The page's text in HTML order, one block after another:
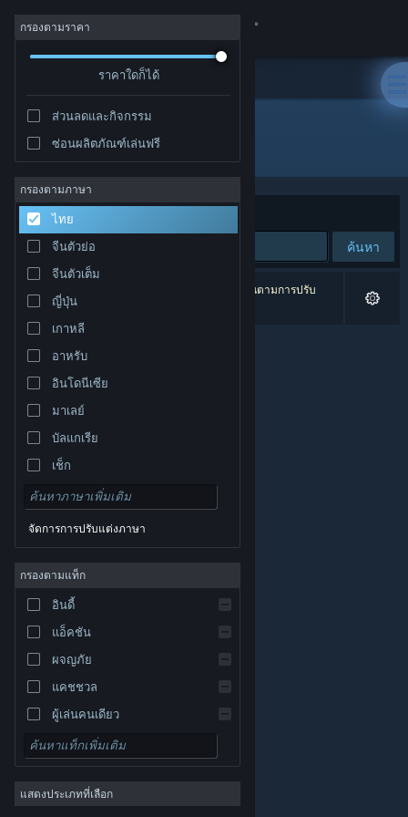
เข้าสู่ระบบ
ชุมชน
เกี่ยวกับ
ฝ่ายสนับสนุน
เปลี่ยนภาษา
รับแอป Steam แบบพกพา
ชมเว็บไซต์สำหรับเดสก์ท็อป
© Valve Corporation สงวนลิขสิทธิ์ เครื่องหมายการค้า
ทั้งหมดเป็นทรัพย์สินของเจ้าของที่เกี่ยวข้องในสหรัฐอเมริกา
และประเทศอื่นนโยบายความเป็นส่วนตัว|กฎหมาย
การคืนเงิน |
กรองตามราคา
ราคาใดก็ได้
ส่วนลดและกิจกรรม
ซ่อนผลิตภัณฑ์เล่นฟรี
กรองตามภาษา
ไทย
จีนตัวย่อ
จีนตัวเต็ม
ญี่ปุ่น
เกาหลี
อาหรับ
อินโดนีเซีย
มาเลย์
บัลแกเรีย
เช็ก
เดนมาร์ก
อังกฤษ
สเปน
สเปน-ลาตินอเมริกา
กรีก
จัดการการปรับแต่งภาษา
กรองตามแท็ก
อินดี้
แอ็คชัน
ผจญภัย
แคชชวล
ผู้เล่นคนเดียว
จำลองสถานการณ์
เกมสวมบทบาท
กลยุทธ์
แสดงประเภทที่เลือก
ผู้พัฒนา: Zero Sum Games
จัดเรียงตาม
ค้นหา
0 ผลลัพธ์ตรงกับที่คุณค้นหา 8 ผลิตภัณฑ์ได้ถูกละเว้นตามการปรับ
แต่งของคุณ